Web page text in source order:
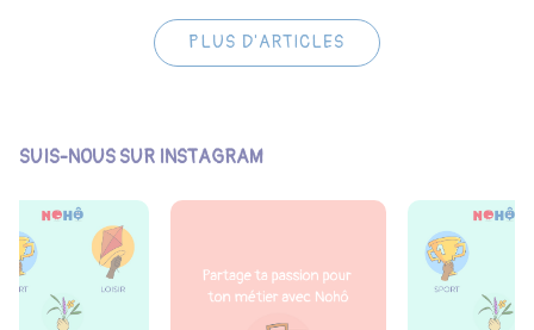
PLUS D'ARTICLES
SUIS-NOUS SUR INSTAGRAM